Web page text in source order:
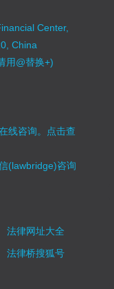
Center,
China
用@替换+)
线咨询。 点击查
(lawbridge)咨询
法律网址大全
法律桥搜狐号